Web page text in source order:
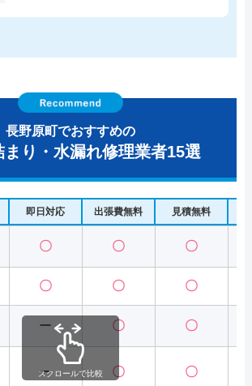
長野原町でおすすめの
まり・水漏れ修理業者15選
即日対応 出張費無料 見積無料
〇 〇 〇
〇 〇 〇
ー 〇 〇
ー 〇 〇
スクロールで比較